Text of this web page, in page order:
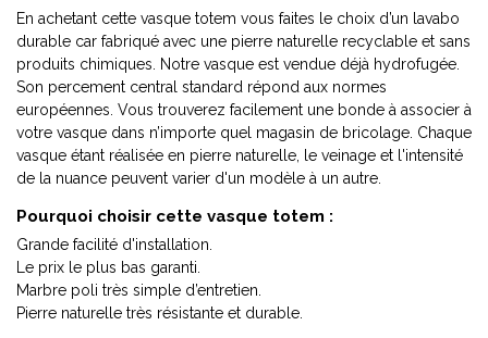
En achetant cette vasque totem vous faites le choix d’un lavabo
durable car fabriqué avec une pierre naturelle recyclable et sans
produits chimiques. Notre vasque est vendue déjà hydrofugée.
Son percement central standard répond aux normes
européennes. Vous trouverez facilement une bonde à associer à
votre vasque dans n’importe quel magasin de bricolage. Chaque
vasque étant réalisée en pierre naturelle, le veinage et l'intensité
de la nuance peuvent varier d'un modèle à un autre.
Pourquoi choisir cette vasque totem :
Grande facilité d'installation.
Le prix le plus bas garanti.
Marbre poli très simple d’entretien.
Pierre naturelle très résistante et durable.